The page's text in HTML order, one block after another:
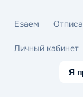
Езаем
Личный кабинет
Я